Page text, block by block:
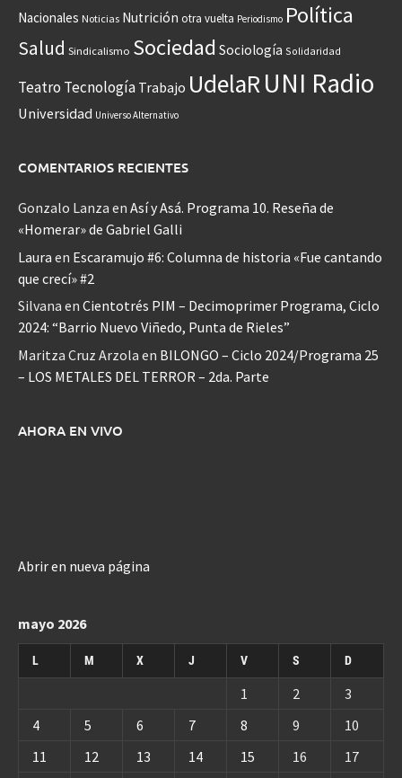
Nacionales Noticias Nutrición otra vuelta Periodismo Política
Salud Sindicalismo Sociedad Sociología Solidaridad
Teatro Tecnología Trabajo UdelaRUNI Radio
Universidad Universo Alternativo
COMENTARIOS RECIENTES
Gonzalo Lanza en Así y Asá. Programa 10. Reseña de
«Homerar» de Gabriel Galli
Laura en Escaramujo #6: Columna de historia «Fue cantando
que crecí» #2
Silvana en Cientotrés PIM – Decimoprimer Programa, Ciclo
2024: “Barrio Nuevo Viñedo, Punta de Rieles”
Maritza Cruz Arzola en BILONGO – Ciclo 2024/Programa 25
– LOS METALES DEL TERROR – 2da. Parte
AHORA EN VIVO
Abrir en nueva página
mayo 2026
L M X J V S D
1 2
3
4
5 6 7 8 9
10
11
12 13 14 15 16 17